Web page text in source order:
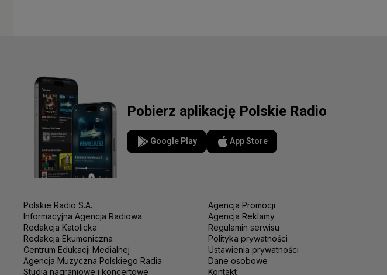
Pobierz aplikację Polskie Radio
Google Play App Store
Polskie Radio S.A.
Informacyjna Agencja Radiowa
Redakcja Katolicka
Redakcja Ekumeniczna
Centrum Edukacji Medialnej
Agencja Muzyczna Polskiego Radia
Studia nagraniowe i koncertowe
Agencja Promocji
Agencja Reklamy
Regulamin serwisu
Polityka prywatności
Ustawienia prywatności
Dane osobowe
Kontakt